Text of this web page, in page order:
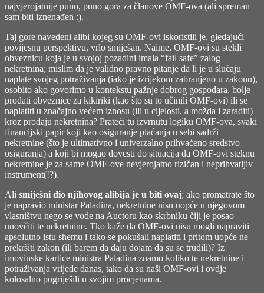
najvjerojatnije puno, puno gora za članove OMF-ova (ali spreman
sam biti iznenađen :).
Taj gore navedeni alibi kojeg su OMF-ovi iskoristili je, gledajući
povijesnu perspektivu, vrlo smiješan. Naime, OMF-ovi su stekli
obveznicu koja je u svojoj pozadini imala “fail safe” zalog
nekretnina; mislim da je validno pravno pitanje da li je u slučaju
naplate svojeg potraživanja (iako je izrijekom zabranjeno u zakonu),
osobito ako govorimo u kontekstu pažnje dobrog gospodara, bolje
prodati obveznice za kikiriki (kao što su to učinili OMF-ovi) ili se
naplatiti u značajno većem iznosu (ili u cijelosti, a možda i zaraditi)
kroz prodaju nekretnina? Prateći tu izvrnutu logiku OMF-ova, svaki
financijski papir koji kao osiguranje plaćanja u sebi sadrži
nekretnine (što je ultimativno i univerzalno prihvaćeno sredstvo
osiguranja) a koji bi mogao dovesti do situacija da OMF-ovi steknu
nekretnine je za same OMF-ove nevjerojatno rizičan i neprihvatljiv
instrument(!?).
Ali smiješni dio njihovog alibija je u biti ovaj; ako promatrate što
je napravio ministar Paladina, nekretnine nisu uopće u njegovom
vlasništvu nego se vode na Auctoru kao skrbniku čiji je posao
unovčiti te nekretnine. Tko kaže da OMF-ovi nisu mogli napraviti
apsolutno istu shemu i tako se pokušali naplatiti i pritom uopće ne
prekršiti zakon (ili barem da daju dojam da su se trudili)? Iz
imovinske kartice ministra Paladina znamo koliko te nekretnine i
potraživanja vrijede danas, tako da su naši OMF-ovi i ovdje
kolosalno pogriješili u svojim procjenama.